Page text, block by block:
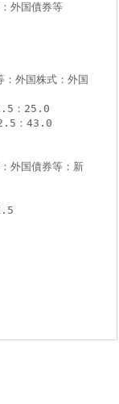
外国債券等
外国株式：外国
：25.0
：43.0
外国債券等：新